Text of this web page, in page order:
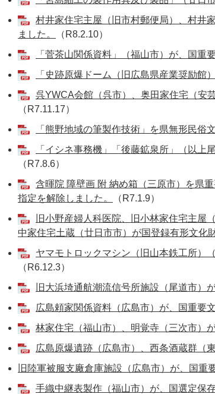
村井家住宅主屋（旧市村郵便局）、村井
ました。
（R8.2.10）
「菅茶山関係資料」（福山市）が、国重
「史跡原爆ドーム（旧広島県産業奨励館
呉YWCA会館（呉市）、奥田家住宅（安
（R7.11.17）
「熊野地域の筆製作技術」を県無形民俗
「イシネ事務機」「後藤鉱泉所」（以上
（R7.8.6）
含暉院 障壁画 附 納め箱（三原市）を県
指定を解除しました。
（R7.1.9）
旧小野産婦人科医院、旧小林家住宅主屋
中家住宅土蔵（廿日市市）が国登録有形文化
ヤマモトロックマシン（旧山本鉄工所）
（R6.12.3）
旧大浜埼通航潮流信号所施設（尾道市）
広島頼家関係資料（広島市）が、国重要
林家住宅（福山市）、明覚寺（三次市）
広島原爆遺跡（広島市）、西条酒蔵群（
旧陸軍被服支廠倉庫施設（広島市）が、国重
手織中継表製作（福山市）が、国選定保